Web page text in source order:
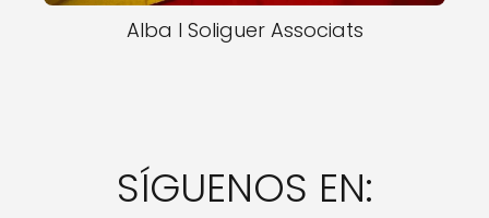
Alba I Soliguer Associats
SÍGUENOS EN: